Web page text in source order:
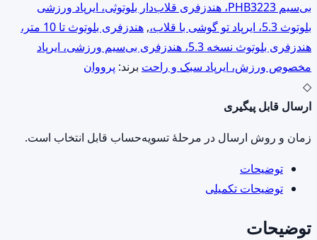
|
تو
گوشی
قلاب‌دار
با
بلوتوث
تا
عدد
بی‌سیم PHB3223، هندزفری قلاب‌دار بلوتوثی، ایرپاد ورزشی
بلوتوث 5.3، ایرپاد تو گوشی با قلاب،
,
هندزفری بلوتوث تا 10 متر،
هندزفری بلوتوث نسخه 5.3، هندزفری بی‌سیم ورزشی، ایرپاد
مخصوص ورزش، ایرپاد سبک و راحت برند: پرووان
◇
ارسال قابل پیگیری
زمان و روش ارسال در مرحلهٔ تسویه‌حساب قابل انتخاب است.
توضیحات
توضیحات تکمیلی
توضیحات